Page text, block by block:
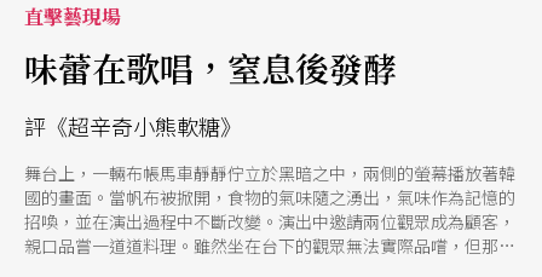
直擊藝現場
味蕾在歌唱，窒息後發酵
評《超辛奇小熊軟糖》
舞台上，一輛布帳馬車靜靜佇立於黑暗之中，兩側的螢幕播放著韓
國的畫面。當帆布被掀開，食物的氣味隨之湧出，氣味作為記憶的
招喚，並在演出過程中不斷改變。演出中邀請兩位觀眾成為顧客，
親口品嘗一道道料理。雖然坐在台下的觀眾無法實際品嚐，但那股